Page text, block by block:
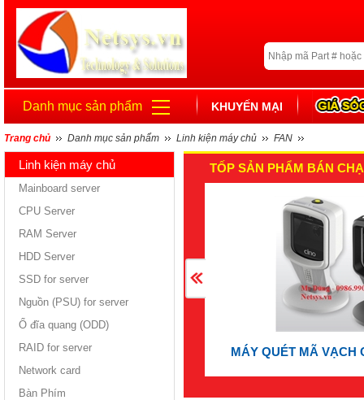
Danh mục sản phẩm KHUYẾN MẠI
Trang chủ Danh mục sản phẩm Linh kiện máy chủ FAN
Linh kiện máy chủ
Mainboard server
CPU Server
RAM Server
HDD Server
SSD for server
Nguồn (PSU) for server
Ổ đĩa quang (ODD)
RAID for server
Network card
Bàn Phím
TỐP SẢN PHẨM BÁN
MÁY QUÉT MÃ VẠCH